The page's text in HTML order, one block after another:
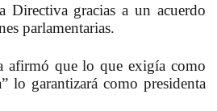
Directiva gracias a un acuerdo
parlamentarias.
afirmó que lo que exigía como
lo garantizará como presidenta